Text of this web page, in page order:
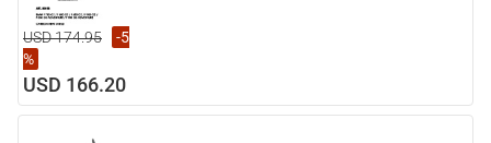
USD 174.95
-5
%
USD 166.20